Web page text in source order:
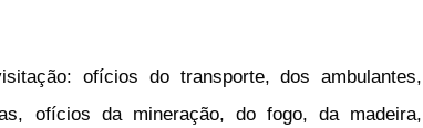
ofícios do transporte, dos ambulantes,
ofícios da mineração, do fogo, da madeira,